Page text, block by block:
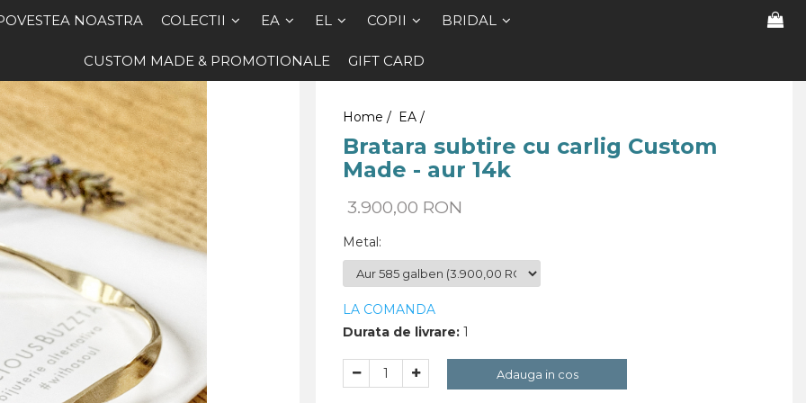
NOASTRA COLECTII EA EL COPII BRIDAL
CUSTOM MADE & PROMOTIONALE GIFT CARD
Home / EA /
Bratara subtire cu carlig Custom
Made - aur 14k
3.900,00 RON
Metal:
LA COMANDA
Durata de livrare: 1
Adauga in cos